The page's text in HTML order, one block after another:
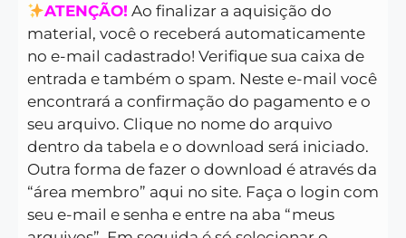
ATENÇÃO! Ao finalizar a aquisição do
material, você o receberá automaticamente
no e-mail cadastrado! Verifique sua caixa de
entrada e também o spam. Neste e-mail você
encontrará a confirmação do pagamento e o
seu arquivo. Clique no nome do arquivo
dentro da tabela e o download será iniciado.
Outra forma de fazer o download é através da
“área membro” aqui no site. Faça o login com
seu e-mail e senha e entre na aba “meus